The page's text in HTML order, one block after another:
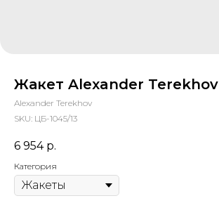
Жакет Alexander Terekhov
Alexander Terekhov
SKU: ЦБ-1045/13
6 954 р.
Категория